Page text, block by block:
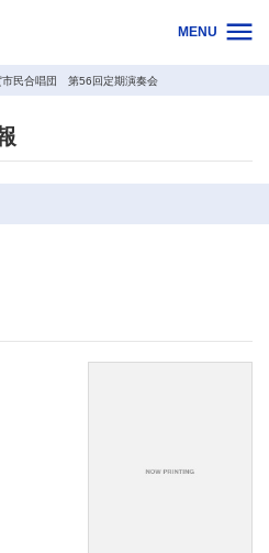
MENU
市民合唱団 第56回定期演奏会